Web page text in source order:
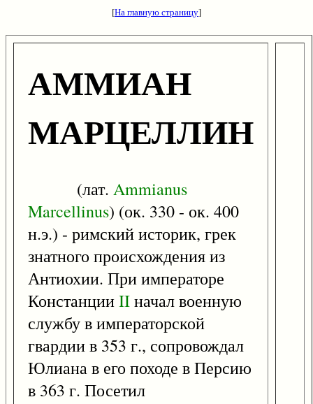
[На главную страницу]
АММИАН
МАРЦЕЛЛИН
(лат. Ammianus
Marcellinus) (ок. 330 - ок. 400
н.э.) - римский историк, грек
знатного происхождения из
Антиохии. При императоре
КонстанцииIIначал военную
службу в императорской
гвардии в 353 г., сопровождал
Юлиана в его походе в Персию
в 363 г. Посетил